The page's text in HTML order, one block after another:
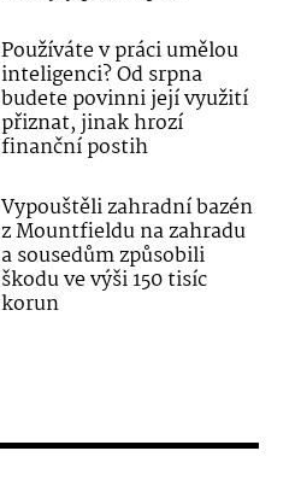
Používáte v práci umělou
inteligenci? Od srpna
budete povinni její využití
přiznat, jinak hrozí
finanční postih
Vypouštěli zahradní bazén
z Mountfieldu na zahradu
a sousedům způsobili
škodu ve výši 150 tisíc
korun